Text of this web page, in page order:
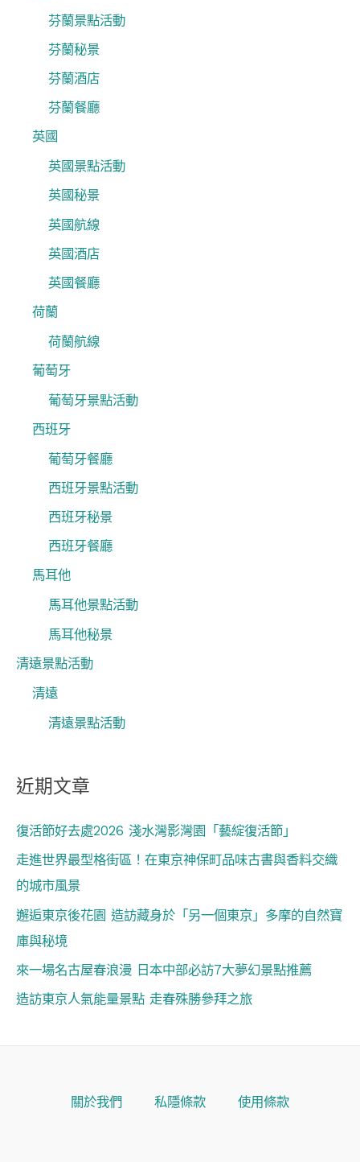
芬蘭景點活動
芬蘭秘景
芬蘭酒店
芬蘭餐廳
英國
英國景點活動
英國秘景
英國航線
英國酒店
英國餐廳
荷蘭
荷蘭航線
葡萄牙
葡萄牙景點活動
西班牙
葡萄牙餐廳
西班牙景點活動
西班牙秘景
西班牙餐廳
馬耳他
馬耳他景點活動
馬耳他秘景
清遠景點活動
清遠
清遠景點活動
近期文章
復活節好去處2026 淺水灣影灣園「藝綻復活節」
走進世界最型格街區！在東京神保町品味古書與香料交織
的城市風景
邂逅東京後花園 造訪藏身於「另一個東京」多摩的自然寶
庫與秘境
來一場名古屋春浪漫 日本中部必訪7大夢幻景點推薦
造訪東京人氣能量景點 走春殊勝參拜之旅
關於我們 私隱條款 使用條款